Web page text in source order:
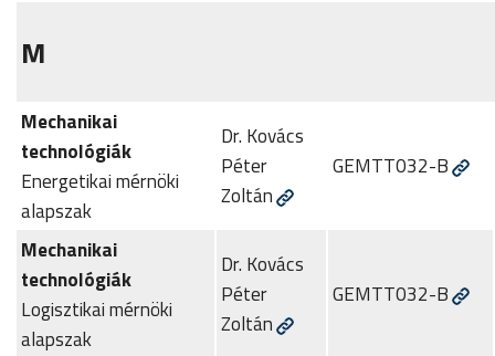
M
Mechanikai
technológiák
Energetikai mérnöki
alapszak
Dr. Kovács
Péter
Zoltán
GEMTT032-B
Mechanikai
technológiák
Logisztikai mérnöki
alapszak
Dr. Kovács
Péter
Zoltán
GEMTT032-B